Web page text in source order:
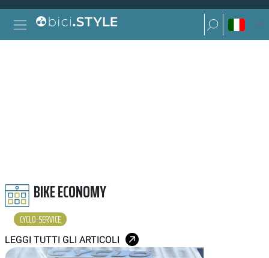
Vai al contenuto
Navigazione principale
Ricerca per:
Ricerca per:
BIKE ECONOMY
CYCLO-SERVICE
LEGGI TUTTI GLI ARTICOLI